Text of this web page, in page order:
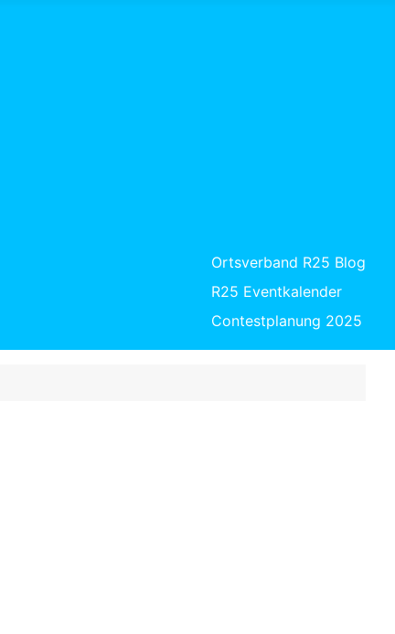
Ortsverband R25 Blog
R25 Eventkalender
Contestplanung 2025